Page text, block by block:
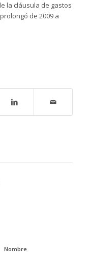
la cláusula de gastos
de 2009 a
Nombre